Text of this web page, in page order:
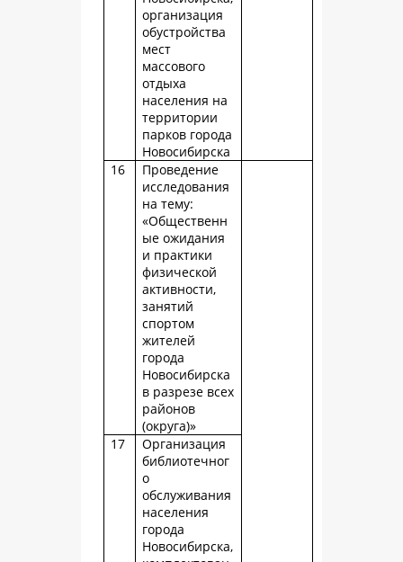
организация
обустройства
мест
массового
отдыха
населения на
территории
парков города
Новосибирска
16
Проведение
исследования
на тему:
«Общественн
ые ожидания
и практики
физической
активности,
занятий
спортом
жителей
города
Новосибирска
в разрезе всех
районов
(округа)»
17
Организация
библиотечног
о
обслуживания
населения
города
Новосибирска,